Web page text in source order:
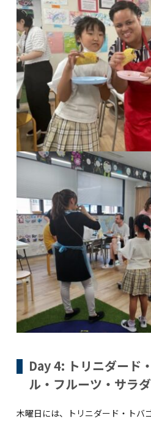
Day 4: トリニダード
ル・フルーツ・サラダ
木曜日には、トリニダード・トバ